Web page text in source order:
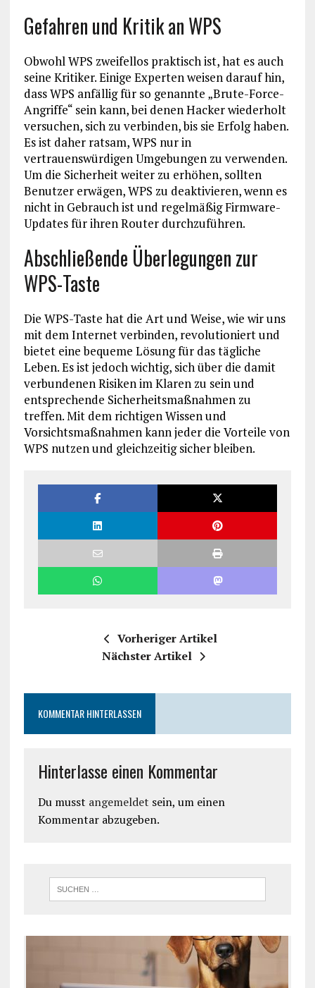
Gefahren und Kritik an WPS
Obwohl WPS zweifellos praktisch ist, hat es auch
seine Kritiker. Einige Experten weisen darauf hin,
dass WPS anfällig für so genannte „Brute-Force-
Angriffe“ sein kann, bei denen Hacker wiederholt
versuchen, sich zu verbinden, bis sie Erfolg haben.
Es ist daher ratsam, WPS nur in
vertrauenswürdigen Umgebungen zu verwenden.
Um die Sicherheit weiter zu erhöhen, sollten
Benutzer erwägen, WPS zu deaktivieren, wenn es
nicht in Gebrauch ist und regelmäßig Firmware-
Updates für ihren Router durchzuführen.
Abschließende Überlegungen zur
WPS-Taste
Die WPS-Taste hat die Art und Weise, wie wir uns
mit dem Internet verbinden, revolutioniert und
bietet eine bequeme Lösung für das tägliche
Leben. Es ist jedoch wichtig, sich über die damit
verbundenen Risiken im Klaren zu sein und
entsprechende Sicherheitsmaßnahmen zu
treffen. Mit dem richtigen Wissen und
Vorsichtsmaßnahmen kann jeder die Vorteile von
WPS nutzen und gleichzeitig sicher bleiben.
Vorheriger Artikel
Nächster Artikel
KOMMENTAR HINTERLASSEN
Hinterlasse einen Kommentar
Du musst angemeldet sein, um einen
Kommentar abzugeben.